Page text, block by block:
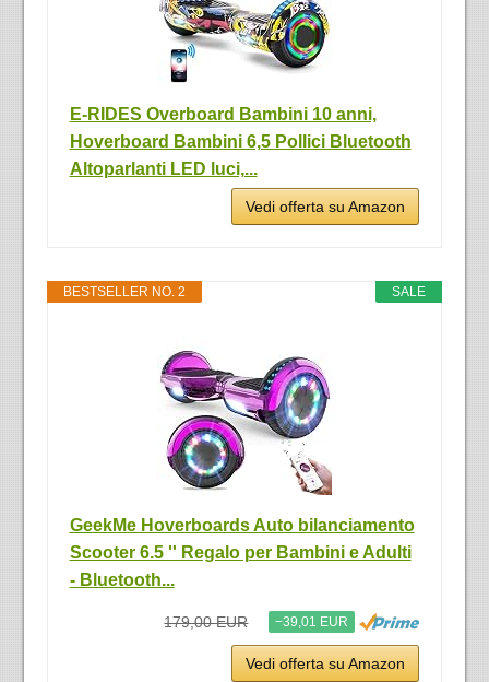
E-RIDES Overboard Bambini 10 anni,
Hoverboard Bambini 6,5 Pollici Bluetooth
Altoparlanti LED luci,...
Vedi offerta su Amazon
SALE
BESTSELLER NO. 2
GeekMe Hoverboards Auto bilanciamento
Scooter 6.5 '' Regalo per Bambini e Adulti
- Bluetooth...
179,00 EUR −39,01 EUR
Vedi offerta su Amazon